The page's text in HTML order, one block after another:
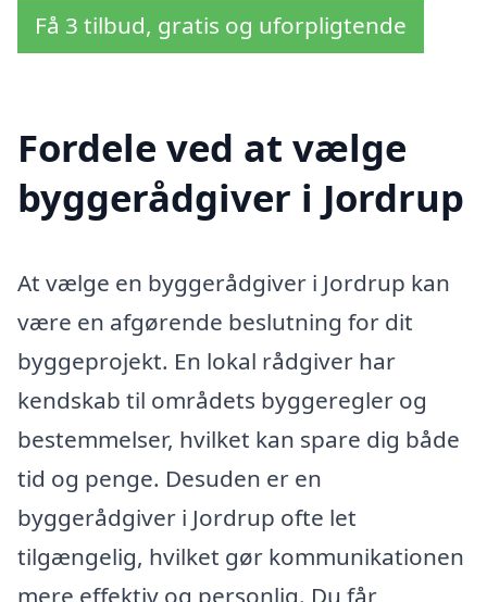
Få 3 tilbud, gratis og uforpligtende
Fordele ved at vælge
byggerådgiver i Jordrup
At vælge en byggerådgiver i Jordrup kan
være en afgørende beslutning for dit
byggeprojekt. En lokal rådgiver har
kendskab til områdets byggeregler og
bestemmelser, hvilket kan spare dig både
tid og penge. Desuden er en
byggerådgiver i Jordrup ofte let
tilgængelig, hvilket gør kommunikationen
mere effektiv og personlig. Du får